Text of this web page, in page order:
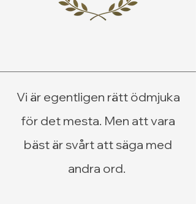
Vi är egentligen rätt ödmjuka
för det mesta. Men att vara
bäst är svårt att säga med
andra ord.